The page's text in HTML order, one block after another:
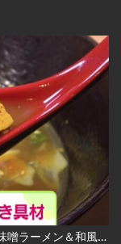
夏に食べたい“酸辛香グルメ”とは？薬膳香る味噌ラーメン＆和風冷やしスープカレー 2026-08-04